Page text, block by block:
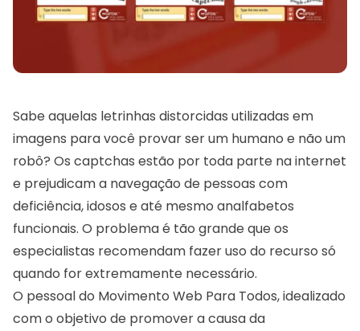
Sabe aquelas letrinhas distorcidas utilizadas em
imagens para você provar ser um humano e não um
robô? Os captchas estão por toda parte na internet
e prejudicam a navegação de pessoas com
deficiência, idosos e até mesmo analfabetos
funcionais. O problema é tão grande que os
especialistas recomendam fazer uso do recurso só
quando for extremamente necessário.
O pessoal do Movimento Web Para Todos, idealizado
com o objetivo de promover a causa da